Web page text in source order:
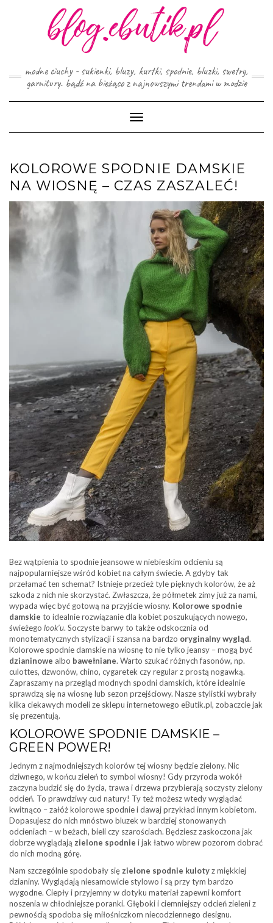
modne ciuchy - sukienki, bluzy, kurtki, spodnie, bluzki, swetry,
garnitury. bądź na bieżąco z najnowszymi trendami w modzie
Toggle
Navigation
KOLOROWE SPODNIE DAMSKIE
NA WIOSNĘ – CZAS ZASZALEĆ!
Bez wątpienia to spodnie jeansowe w niebieskim odcieniu są
najpopularniejsze wśród kobiet na całym świecie. A gdyby tak
przełamać ten schemat? Istnieje przecież tyle pięknych kolorów, że aż
szkoda z nich nie skorzystać. Zwłaszcza, że półmetek zimy już za nami,
wypada więc być gotową na przyjście wiosny. Kolorowe spodnie
damskie to idealnie rozwiązanie dla kobiet poszukujących nowego,
świeżego look’u. Soczyste barwy to także odskocznia od
monotematycznych stylizacji i szansa na bardzo oryginalny wygląd.
Kolorowe spodnie damskie na wiosnę to nie tylko jeansy – mogą być
dzianinowe albo bawełniane. Warto szukać różnych fasonów, np.
culottes, dzwonów, chino, cygaretek czy regular z prostą nogawką.
Zapraszamy na przegląd modnych spodni damskich, które idealnie
sprawdzą się na wiosnę lub sezon przejściowy. Nasze stylistki wybrały
kilka ciekawych modeli ze sklepu internetowego eButik.pl, zobaczcie jak
się prezentują.
KOLOROWE SPODNIE DAMSKIE –
GREEN POWER!
Jednym z najmodniejszych kolorów tej wiosny będzie zielony. Nic
dziwnego, w końcu zieleń to symbol wiosny! Gdy przyroda wokół
zaczyna budzić się do życia, trawa i drzewa przybierają soczysty zielony
odcień. To prawdziwy cud natury! Ty też możesz wtedy wyglądać
kwitnąco – załóż kolorowe spodnie i dawaj przykład innym kobietom.
Dopasujesz do nich mnóstwo bluzek w bardziej stonowanych
odcieniach – w beżach, bieli czy szarościach. Będziesz zaskoczona jak
dobrze wyglądają zielone spodnie i jak łatwo wbrew pozorom dobrać
do nich modną górę.
Nam szczególnie spodobały sięzielone spodnie kulotyz miękkiej
dzianiny. Wyglądają niesamowicie stylowo i są przy tym bardzo
wygodne. Ciepły i przyjemny w dotyku materiał zapewni komfort
noszenia w chłodniejsze poranki. Głęboki i ciemniejszy odcień zieleni z
pewnością spodoba się miłośniczkom niecodziennego designu.